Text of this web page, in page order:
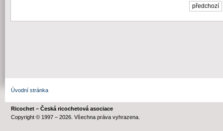
předchozí
Úvodní stránka
Ricochet – Česká ricochetová asociace
Copyright © 1997 – 2026. Všechna práva vyhrazena.